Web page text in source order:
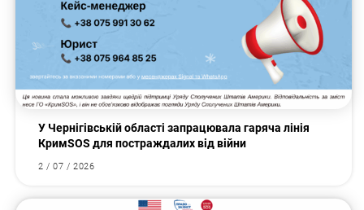
У Чернігівській області запрацювала гаряча лінія
КримSOS для постраждалих від війни
2 / 07 / 2026